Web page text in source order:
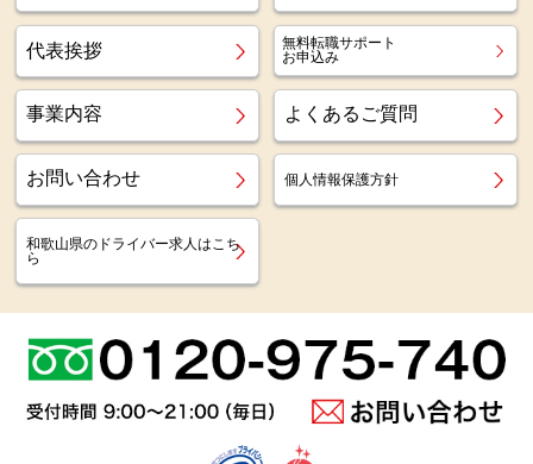
代表挨拶
無料転職サポート
お申込み
事業内容 よくあるご質問
お問い合わせ 個人情報保護方針
和歌山県のドライバー求人はこち
ら